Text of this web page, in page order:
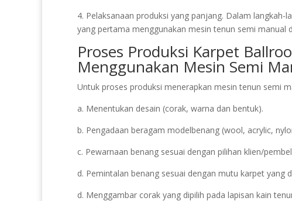
4. Pelaksanaan produksi yang panjang. Dalam
yang pertama menggunakan mesin tenun semi manual
Proses Produksi Karpet
Menggunakan Mesin Semi
Untuk proses produksi menerapkan mesin tenun semi
a. Menentukan desain (corak, warna dan bentuk).
b. Pengadaan beragam modelbenang (wool, acrylic,
c. Pewarnaan benang sesuai dengan pilihan klien/
d. Pemintalan benang sesuai dengan mutu karpet yang
d. Menggambar corak yang dipilih pada lapisan kain